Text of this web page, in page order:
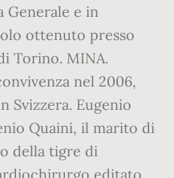
Generale e in
ottenuto presso
Torino. MINA.
nel 2006,
Svizzera. Eugenio
Quaini, il marito di
della tigre di